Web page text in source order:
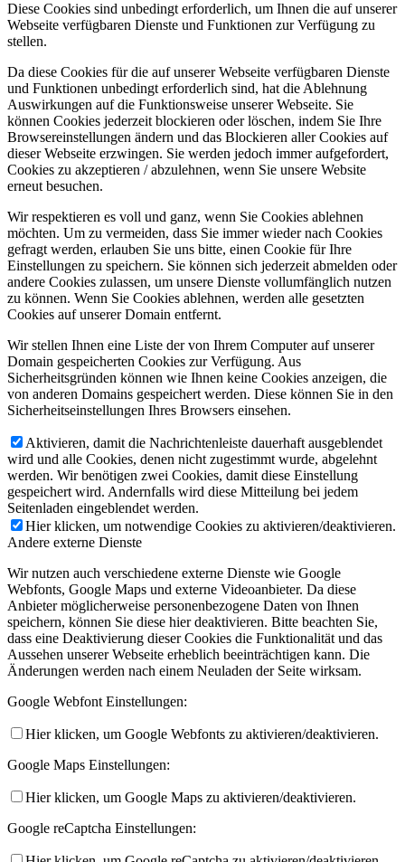
Diese Cookies sind unbedingt erforderlich, um Ihnen die auf unserer
Webseite verfügbaren Dienste und Funktionen zur Verfügung zu
stellen.
Da diese Cookies für die auf unserer Webseite verfügbaren Dienste
und Funktionen unbedingt erforderlich sind, hat die Ablehnung
Auswirkungen auf die Funktionsweise unserer Webseite. Sie
können Cookies jederzeit blockieren oder löschen, indem Sie Ihre
Browsereinstellungen ändern und das Blockieren aller Cookies auf
dieser Webseite erzwingen. Sie werden jedoch immer aufgefordert,
Cookies zu akzeptieren / abzulehnen, wenn Sie unsere Website
erneut besuchen.
Wir respektieren es voll und ganz, wenn Sie Cookies ablehnen
möchten. Um zu vermeiden, dass Sie immer wieder nach Cookies
gefragt werden, erlauben Sie uns bitte, einen Cookie für Ihre
Einstellungen zu speichern. Sie können sich jederzeit abmelden oder
andere Cookies zulassen, um unsere Dienste vollumfänglich nutzen
zu können. Wenn Sie Cookies ablehnen, werden alle gesetzten
Cookies auf unserer Domain entfernt.
Wir stellen Ihnen eine Liste der von Ihrem Computer auf unserer
Domain gespeicherten Cookies zur Verfügung. Aus
Sicherheitsgründen können wie Ihnen keine Cookies anzeigen, die
von anderen Domains gespeichert werden. Diese können Sie in den
Sicherheitseinstellungen Ihres Browsers einsehen.
Aktivieren, damit die Nachrichtenleiste dauerhaft ausgeblendet
wird und alle Cookies, denen nicht zugestimmt wurde, abgelehnt
werden. Wir benötigen zwei Cookies, damit diese Einstellung
gespeichert wird. Andernfalls wird diese Mitteilung bei jedem
Seitenladen eingeblendet werden.
Hier klicken, um notwendige Cookies zu aktivieren/deaktivieren.
Andere externe Dienste
Wir nutzen auch verschiedene externe Dienste wie Google
Webfonts, Google Maps und externe Videoanbieter. Da diese
Anbieter möglicherweise personenbezogene Daten von Ihnen
speichern, können Sie diese hier deaktivieren. Bitte beachten Sie,
dass eine Deaktivierung dieser Cookies die Funktionalität und das
Aussehen unserer Webseite erheblich beeinträchtigen kann. Die
Änderungen werden nach einem Neuladen der Seite wirksam.
Google Webfont Einstellungen:
Hier klicken, um Google Webfonts zu aktivieren/deaktivieren.
Google Maps Einstellungen:
Hier klicken, um Google Maps zu aktivieren/deaktivieren.
Google reCaptcha Einstellungen: